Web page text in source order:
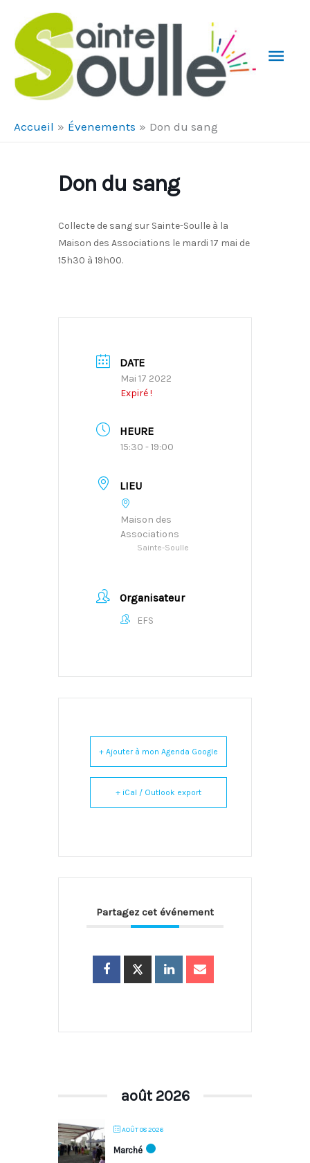
Accueil Évenements Don du sang
Don du sang
Collecte de sang sur Sainte-Soulle à la
Maison des Associations le mardi 17 mai de
15h30 à 19h00.
DATE
Mai 17 2022
Expiré !
HEURE
15:30 - 19:00
LIEU
Maison des
Associations
Sainte-Soulle
Organisateur
EFS
+ Ajouter à mon Agenda Google
+ iCal / Outlook export
Partagez cet événement
août 2026
AOÛT 08 2026
Marché